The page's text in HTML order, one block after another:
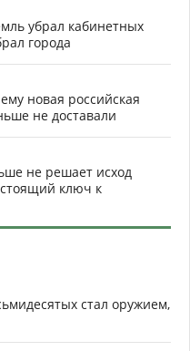
убрал кабинетных
города
новая российская
не доставали
не решает исход
ключ к
стал оружием,